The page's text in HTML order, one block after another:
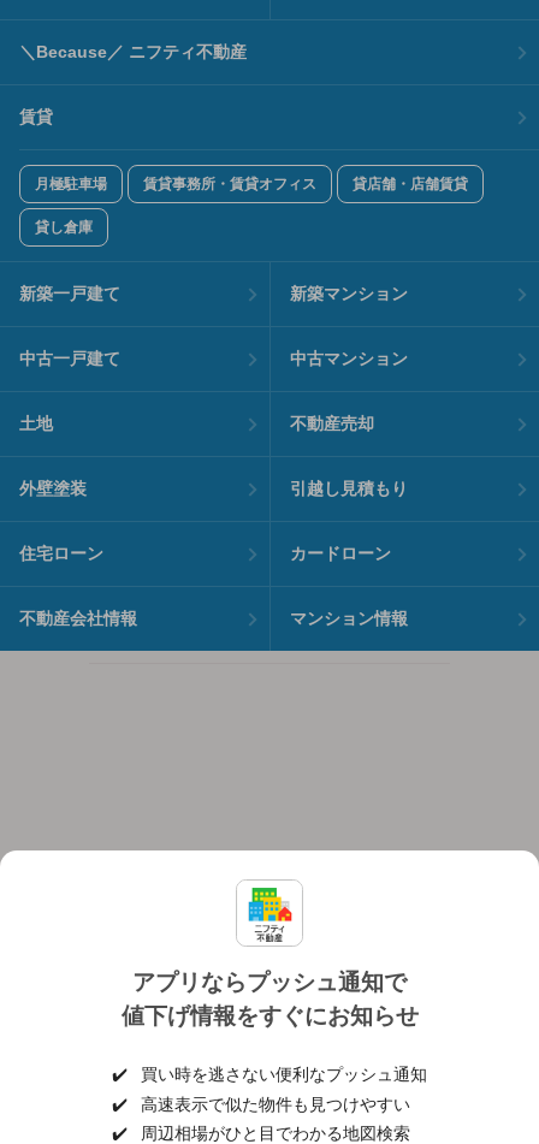
アプリならプッシュ通知で
値下げ情報をすぐにお知らせ
✔️
買い時を逃さない便利なプッシュ通知
✔️
高速表示で似た物件も見つけやすい
✔️
周辺相場がひと目でわかる地図検索
＼Because／ ニフティ不動産
賃貸
月極駐車場 賃貸事務所・賃貸オフィス 貸店舗・店舗賃貸
貸し倉庫
新築一戸建て 新築マンション
中古一戸建て 中古マンション
土地 不動産売却
外壁塗装 引越し見積もり
住宅ローン カードローン
不動産会社情報 マンション情報
個人情報保護ポリシー 利用規約
ヘルプ・お問い合わせ 採用情報